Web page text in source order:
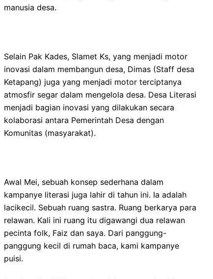
manusia desa.
Selain Pak Kades, Slamet Ks, yang menjadi motor
inovasi dalam membangun desa, Dimas (Staff desa
Ketapang) juga yang menjadi motor terciptanya
atmosfir segar dalam mengelola desa. Desa Literasi
menjadi bagian inovasi yang dilakukan secara
kolaborasi antara Pemerintah Desa dengan
Komunitas (masyarakat).
Awal Mei, sebuah konsep sederhana dalam
kampanye literasi juga lahir di tahun ini. Ia adalah
lacikecil. Sebuah ruang sastra. Ruang berkarya para
relawan. Kali ini ruang itu digawangi dua relawan
pecinta folk, Faiz dan saya. Dari panggung-
panggung kecil di rumah baca, kami kampanye
puisi.